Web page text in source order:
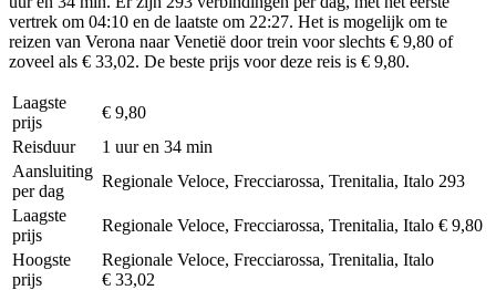
vertrek om 04:10 en de laatste om 22:27. Het is mogelijk om te
reizen van Verona naar Venetië door trein voor slechts € 9,80 of
zoveel als € 33,02. De beste prijs voor deze reis is € 9,80.
Laagste
prijs
€ 9,80
Reisduur
1 uur en 34 min
Aansluiting
per dag
Regionale Veloce, Frecciarossa, Trenitalia, Italo 293
Laagste
prijs
Regionale Veloce, Frecciarossa, Trenitalia, Italo € 9,80
Hoogste
prijs
Regionale Veloce, Frecciarossa, Trenitalia, Italo
€ 33,02